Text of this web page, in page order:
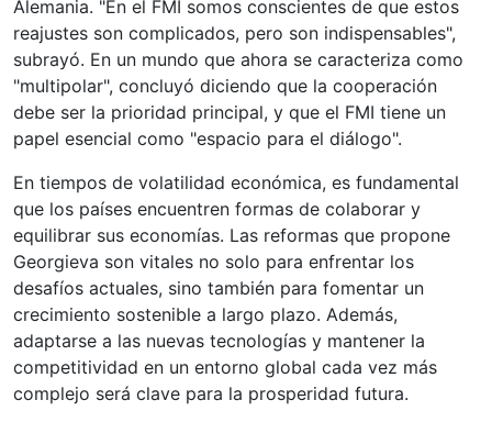
Alemania. "En el FMI somos conscientes de que estos
reajustes son complicados, pero son indispensables",
subrayó. En un mundo que ahora se caracteriza como
"multipolar", concluyó diciendo que la cooperación
debe ser la prioridad principal, y que el FMI tiene un
papel esencial como "espacio para el diálogo".
En tiempos de volatilidad económica, es fundamental
que los países encuentren formas de colaborar y
equilibrar sus economías. Las reformas que propone
Georgieva son vitales no solo para enfrentar los
desafíos actuales, sino también para fomentar un
crecimiento sostenible a largo plazo. Además,
adaptarse a las nuevas tecnologías y mantener la
competitividad en un entorno global cada vez más
complejo será clave para la prosperidad futura.